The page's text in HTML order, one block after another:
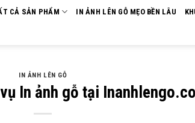
CẢ SẢN PHẨM IN ẢNH LÊN GỖ MẸO BỀN LÂU
IN ẢNH LÊN GỖ
In ảnh gỗ tại